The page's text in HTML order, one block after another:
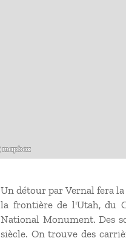
Un détour par Vernal fera
la frontière de l'Utah, du
National Monument. Des
siècle. On trouve des